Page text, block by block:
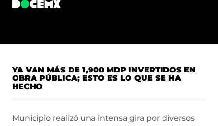
YA VAN MÁS DE 1,900 MDP INVERTIDOS EN
OBRA PÚBLICA; ESTO ES LO QUE SE HA
HECHO
Municipio realizó una intensa gira por diversos